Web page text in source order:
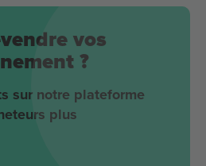
vos
?
sur notre plateforme
plus